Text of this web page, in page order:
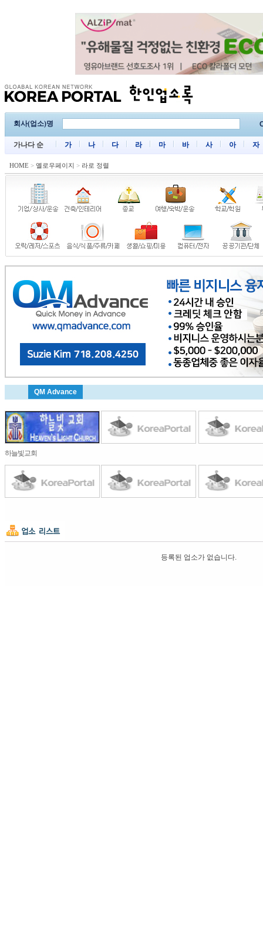
회사(업소)명
가나다 순 가 나 다 라 마 바 사 아 자
HOME > 옐로우페이지 > 라로 정렬
QM Advance
하늘빛교회
등록된 업소가 없습니다.